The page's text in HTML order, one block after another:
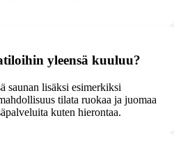
yleensä kuuluu?
saunan lisäksi esimerkiksi
tilata ruokaa ja juomaa
kuten hierontaa.